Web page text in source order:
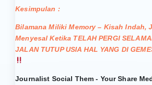
Kesimpulan :
Bilamana Miliki Memory – Kisah Indah,
Menyesal Ketika TELAH PERGI
JALAN TUTUP USIA HAL YANG DI
Journalist Social Them - Your Share